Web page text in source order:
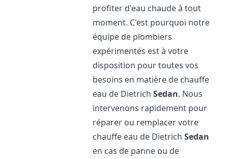
profiter d'eau chaude à tout
moment. C'est pourquoi notre
équipe de plombiers
expérimentés est à votre
disposition pour toutes vos
besoins en matière de chauffe
eau de DietrichSedan. Nous
intervenons rapidement pour
réparer ou remplacer votre
chauffe eau de DietrichSedan
en cas de panne ou de